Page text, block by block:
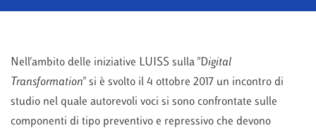
Nell'ambito delle iniziative LUISS sulla "Digital
Transformation" si è svolto il 4 ottobre 2017 un incontro di
studio nel quale autorevoli voci si sono confrontate sulle
componenti di tipo preventivo e repressivo che devono